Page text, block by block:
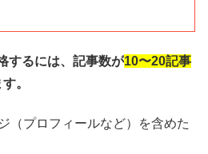
するには、記事数が10〜20記事
。
（プロフィールなど）を含めた